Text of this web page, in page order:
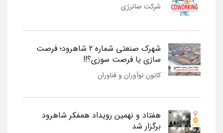
شرکت صانرژی
شهرک صنعتی شماره 2 شاهرود؛ فرصت
سازی یا فرصت سوزی؟!!
کانون نوآوران و فناوران
هفتاد و نهمین رویداد همفکر شاهرود
برگزار شد